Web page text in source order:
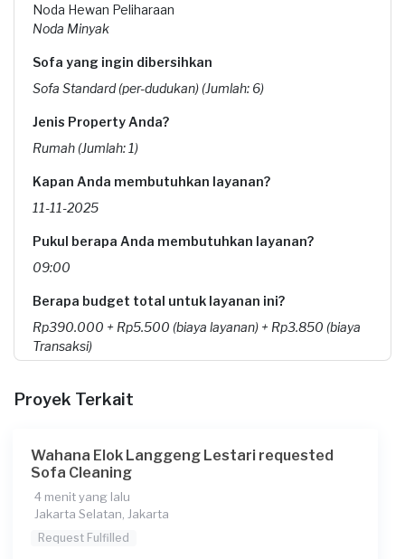
Noda Hewan Peliharaan
Noda Minyak
Sofa yang ingin dibersihkan
Sofa Standard (per-dudukan) (Jumlah: 6)
Jenis Property Anda?
Rumah (Jumlah: 1)
Kapan Anda membutuhkan layanan?
11-11-2025
Pukul berapa Anda membutuhkan layanan?
09:00
Berapa budget total untuk layanan ini?
Rp390.000 + Rp5.500 (biaya layanan) + Rp3.850 (biaya
Transaksi)
Proyek Terkait
Wahana Elok Langgeng Lestari requested
Sofa Cleaning
4 menit yang lalu
Jakarta Selatan, Jakarta
Request Fulfilled